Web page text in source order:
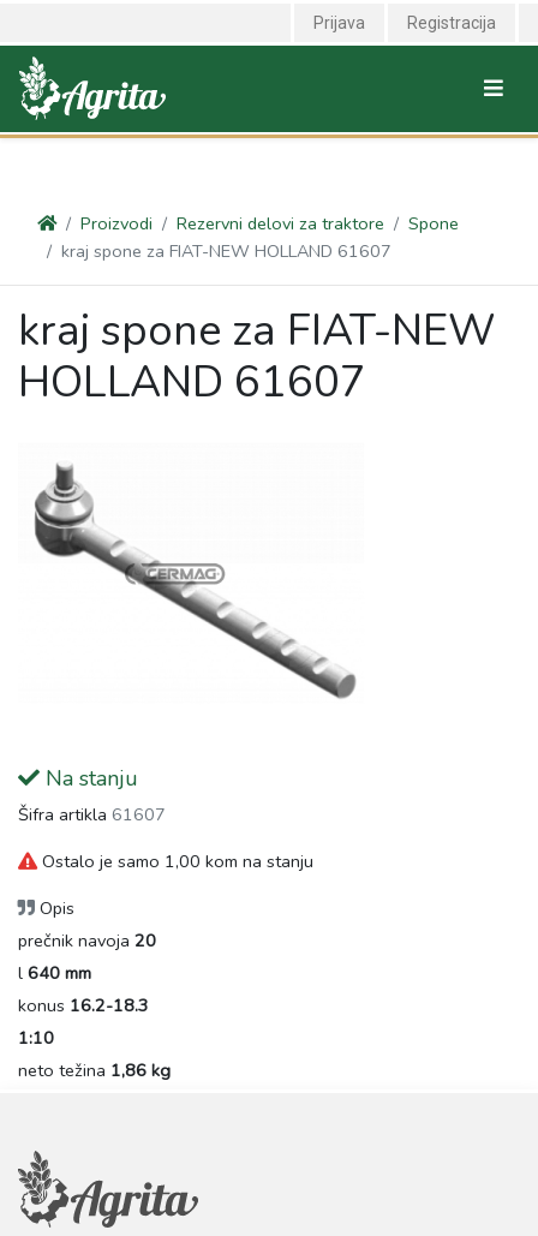
<link rel="canonical" href="https://agrita.rs/proizvodi/rezervni-delovi-
za-traktore/spone/kraj-spone-za-fiat-new-holland-61607" />
Prijava Registracija
Proizvodi Rezervni delovi za traktore
Spone
kraj spone za FIAT-NEW HOLLAND 61607
kraj spone za FIAT-NEW
HOLLAND 61607
Na stanju
Šifra artikla 61607
Ostalo je samo 1,00 kom na stanju
Opis
prečnik navoja 20
l 640 mm
konus 16.2-18.3
1:10
neto težina 1,86 kg